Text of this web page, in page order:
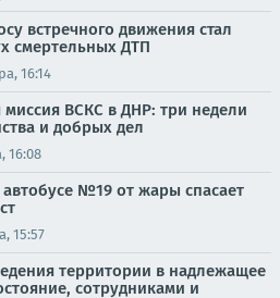
встречного движения стал
смертельных ДТП
16:14
миссия ВСКС в ДНР: три недели
и добрых дел
16:08
№19 от жары спасает
15:57
территории в надлежащее
сотрудниками и